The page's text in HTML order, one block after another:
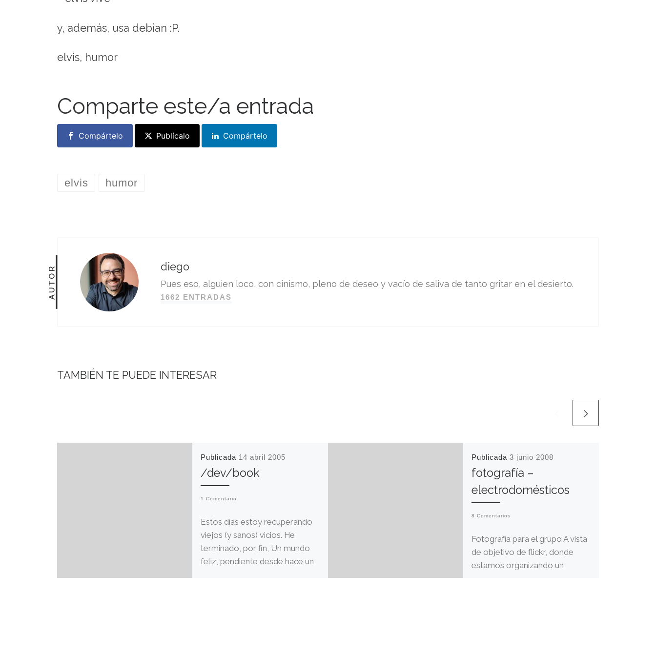
y, además, usa debian :P.
elvis, humor
Comparte este/a entrada
Compártelo Publícalo Compártelo
elvis humor
AUTOR diego
Pues eso, alguien loco, con cinismo, pleno de deseo y vacío de saliva de tanto gritar en el desierto.
1662 ENTRADAS
TAMBIÉN TE PUEDE INTERESAR
Publicada 14 abril 2005
/dev/book
1 Comentario
Estos días estoy recuperando
viejos (y sanos) vicios. He
terminado, por fin, Un mundo
feliz, pendiente desde hace un
Publicada3 junio 2008
fotografía –
electrodomésticos
8 Comentarios
Fotografía para el grupo A vista
de objetivo de flickr, donde
estamos organizando un